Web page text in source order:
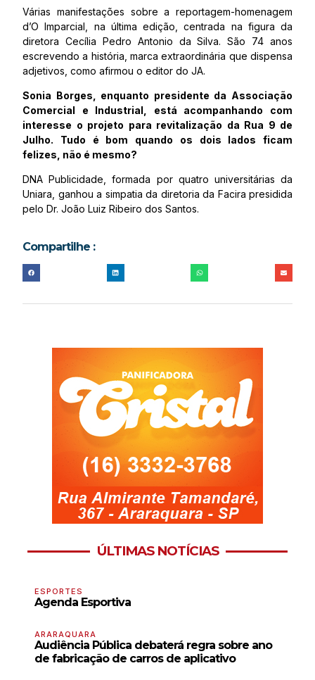
Várias manifestações sobre a reportagem-homenagem
d’O Imparcial, na última edição, centrada na figura da
diretora Cecília Pedro Antonio da Silva. São 74 anos
escrevendo a história, marca extraordinária que dispensa
adjetivos, como afirmou o editor do JA.
Sonia Borges, enquanto presidente da Associação
Comercial e Industrial, está acompanhando com
interesse o projeto para revitalização da Rua 9 de
Julho. Tudo é bom quando os dois lados ficam
felizes, não é mesmo?
DNA Publicidade, formada por quatro universitárias da
Uniara, ganhou a simpatia da diretoria da Facira presidida
pelo Dr. João Luiz Ribeiro dos Santos.
Compartilhe :
ÚLTIMAS NOTÍCIAS
ESPORTES
Agenda Esportiva
ARARAQUARA
Audiência Pública debaterá regra sobre ano
de fabricação de carros de aplicativo